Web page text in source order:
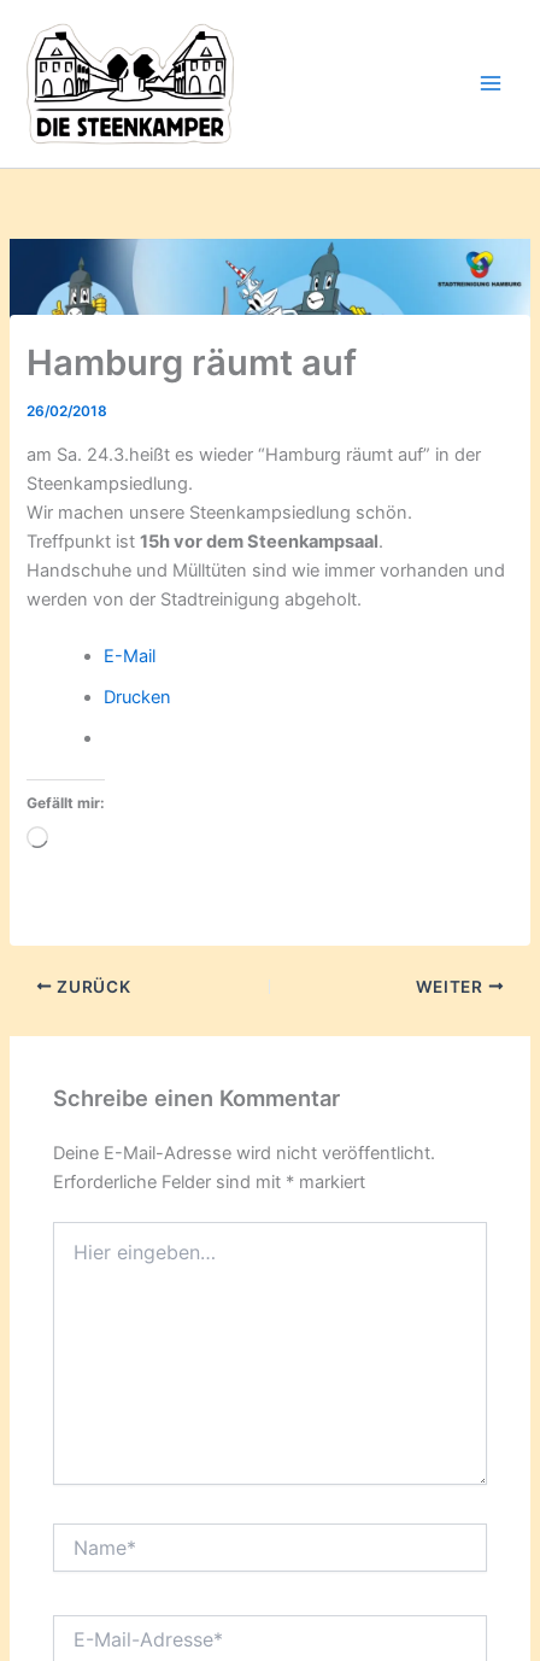
Inhalt
springen
Hamburg räumt auf
26/02/2018
am Sa. 24.3.heißt es wieder “Hamburg räumt auf” in der
Steenkampsiedlung.
Wir machen unsere Steenkampsiedlung schön.
Treffpunkt ist15h vor dem Steenkampsaal.
Handschuhe und Mülltüten sind wie immer vorhanden und
werden von der Stadtreinigung abgeholt.
E-Mail
Drucken
Gefällt mir:
Wird
ZURÜCK WEITER
Schreibe einen Kommentar
Deine E-Mail-Adresse wird nicht veröffentlicht.
Erforderliche Felder sind mit * markiert
eingeben…
Mail-
deine
Mail-
Adresse
ein ...